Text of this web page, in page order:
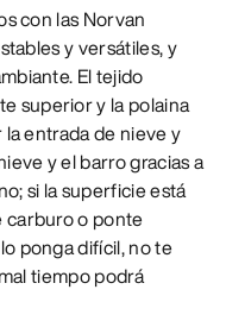
con las Norvan
y versátiles, y
El tejido
superior y la polaina
entrada de nieve y
y el barro gracias a
si la superficie está
carburo o ponte
ponga difícil, no te
tiempo podrá